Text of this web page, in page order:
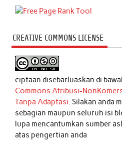
CREATIVE COMMONS LICENSE
ciptaan disebarluaskan di
Commons Atribusi-
Tanpa Adaptasi. Silakan anda
sebagian maupun seluruh isi
lupa mencantumkan sumber
atas pengertian anda